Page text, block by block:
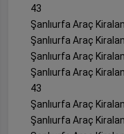
43
Şanlıurfa Araç
Şanlıurfa Araç
Şanlıurfa Araç
Şanlıurfa Araç
43
Şanlıurfa Araç
Şanlıurfa Araç